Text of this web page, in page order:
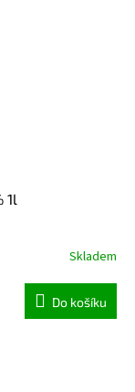
1l
Skladem
Do košíku